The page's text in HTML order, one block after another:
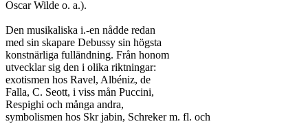
Oscar Wilde o. a.).
Den musikaliska i.-en nådde redan
med sin skapare Debussy sin högsta
konstnärliga fulländning. Från honom
utvecklar sig den i olika riktningar:
exotismen hos Ravel, Albéniz, de
Falla, C. Seott, i viss mån Puccini,
Respighi och många andra,
symbolismen hos Skr jabin, Schreker m. fl. och